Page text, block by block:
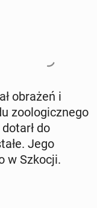
obrażeń i
zoo­lo­gicz­ne­go
do
Jego
w Szkocji.